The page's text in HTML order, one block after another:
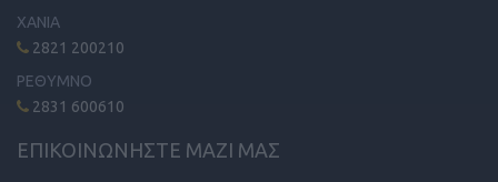
ΧΑΝΙΑ
2821 200210
ΡΕΘΥΜΝΟ
2831 600610
ΕΠΙΚΟΙΝΩΝΗΣΤΕ ΜΑΖΙ ΜΑΣ